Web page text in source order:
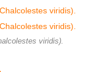
viridis).